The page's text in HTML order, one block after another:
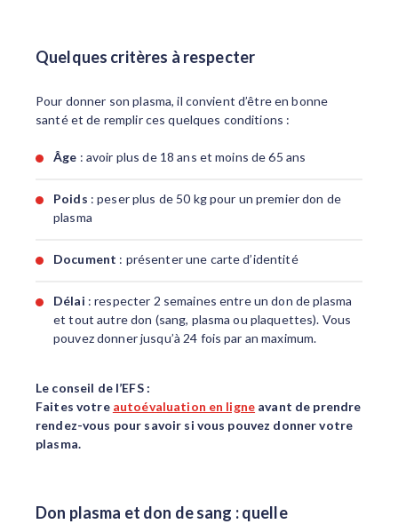
Quelques critères à respecter
Pour donner son plasma, il convient d’être en bonne
santé et de remplir ces quelques conditions :
Âge : avoir plus de 18 ans et moins de 65 ans
Poids : peser plus de 50 kg pour un premier don de
plasma
Document : présenter une carte d’identité
Délai : respecter 2 semaines entre un don de plasma
et tout autre don (sang, plasma ou plaquettes). Vous
pouvez donner jusqu’à 24 fois par an maximum.
Le conseil de l’EFS :
Faites votre autoévaluation en ligne avant de prendre
rendez-vous pour savoir si vous pouvez donner votre
plasma.
Don plasma et don de sang : quelle